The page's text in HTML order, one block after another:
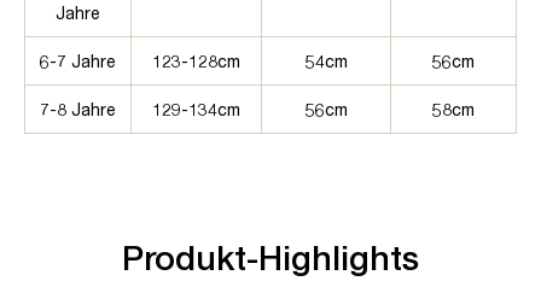
Jahre
6-7 Jahre 123-128cm 54cm 56cm
7-8 Jahre 129-134cm 56cm 58cm
Produkt-Highlights